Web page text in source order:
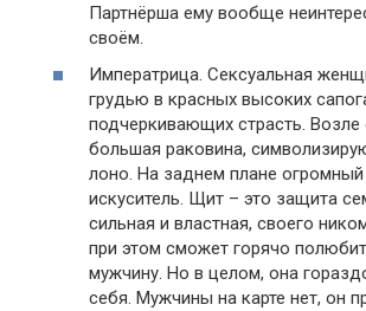
Партнёрша ему вообще
своём.
Императрица. Сексуальная
грудью в красных высоких
подчеркивающих страсть. Возле
большая раковина,
лоно. На заднем плане
искуситель. Щит – это защита
сильная и властная, своего
при этом сможет горячо
мужчину. Но в целом, она
себя. Мужчины на карте нет, он